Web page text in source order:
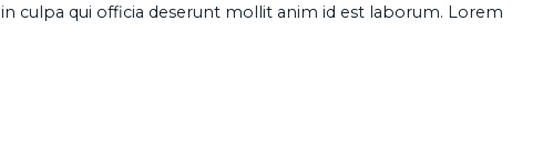
culpa qui officia deserunt mollit anim id est laborum. Lorem